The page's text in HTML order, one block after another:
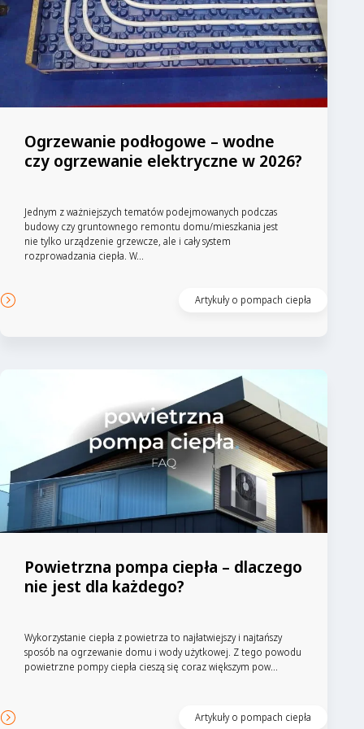
Ogrzewanie podłogowe – wodne
czy ogrzewanie elektryczne w 2026?
Jednym z ważniejszych tematów podejmowanych podczas
budowy czy gruntownego remontu domu/mieszkania jest
nie tylko urządzenie grzewcze, ale i cały system
rozprowadzania ciepła. W...
Artykuły o pompach ciepła
Powietrzna pompa ciepła – dlaczego
nie jest dla każdego?
Wykorzystanie ciepła z powietrza to najłatwiejszy i najtańszy
sposób na ogrzewanie domu i wody użytkowej. Z tego powodu
powietrzne pompy ciepła cieszą się coraz większym pow...
Artykuły o pompach ciepła